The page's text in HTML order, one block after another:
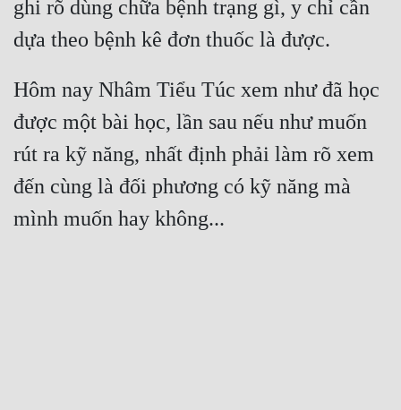
ghi rõ dùng chữa bệnh trạng gì, y chỉ cần
Hôm nay Nhâm Tiểu Túc xem như đã học
được một bài học, lần sau nếu như muốn
rút ra kỹ năng, nhất định phải làm rõ xem
đến cùng là đối phương có kỹ năng mà
mình muốn hay không...